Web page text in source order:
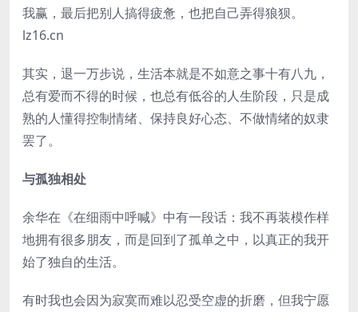
我赢，最后把别人搞得疲惫，也把自己弄得狼狈。
lz16.cn
其实，退一万步说，生活本就是不如意之事十有八九，
总有爱而不得的时候，也总有低谷的人生阶段，只是成
熟的人懂得控制情绪、保持良好心态、不做情绪的奴隶
罢了。
与孤独相处
余华在《在细雨中呼喊》中有一段话：我不再装模作样
地拥有很多朋友，而是回到了孤单之中，以真正的我开
始了独自的生活。
有时我也会因为寂寞而难以忍受空虚的折磨，但我宁愿